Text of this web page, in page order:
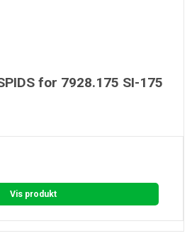
for 7928.175 SI-175
Vis produkt